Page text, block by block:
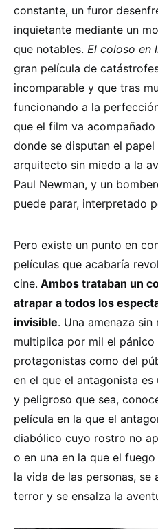
constante, un furor
inquietante mediante un
que notables. El coloso en
gran película de
incomparable y que tras
funcionando a la
que el film va
donde se disputan el
arquitecto sin miedo a la
Paul Newman, y un
puede parar, interpretado
Pero existe un punto en
películas que acabaría
cine. Ambos trataban un
atrapar a todos los
invisible. Una amenaza
multiplica por mil el
protagonistas como del
en el que el antagonista
y peligroso que sea,
película en la que el
diabólico cuyo rostro no
o en una en la que el
la vida de las personas, se
terror y se ensalza la